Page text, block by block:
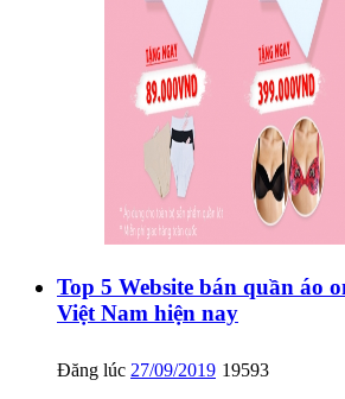
Top 5 Website bán quần áo
Việt Nam hiện nay
Đăng lúc 27/09/2019 19593